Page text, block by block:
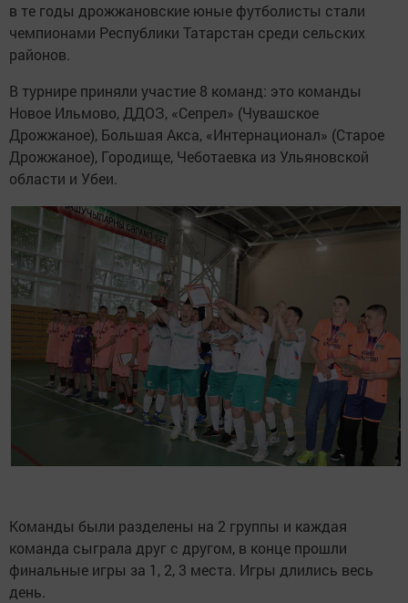
в те годы дрожжановские юные футболисты стали
чемпионами Республики Татарстан среди сельских
районов.
В турнире приняли участие 8 команд: это команды
Новое Ильмово, ДДОЗ, «Сепрел» (Чувашское
Дрожжаное), Большая Акса, «Интернационал» (Старое
Дрожжаное), Городище, Чеботаевка из Ульяновской
области и Убеи.
Команды были разделены на 2 группы и каждая
команда сыграла друг с другом, в конце прошли
финальные игры за 1, 2, 3 места. Игры длились весь
день.